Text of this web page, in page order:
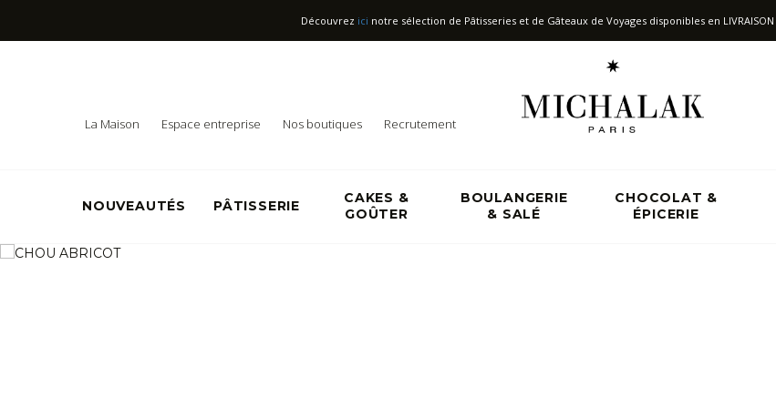
Découvrez ici notre sélection de Pâtisseries et de Gâteaux de Voyages disponibles en LIVRAISON
La Maison Espace entreprise Nos boutiques Recrutement
NOUVEAUTÉS PÂTISSERIE
CAKES &
GOÛTER
BOULANGERIE
& SALÉ
CHOCOLAT &
ÉPICERIE